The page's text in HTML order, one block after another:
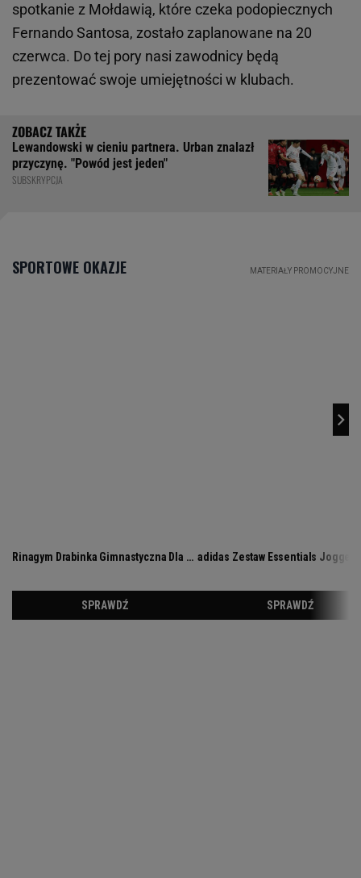
spotkanie z Mołdawią, które czeka podopiecznych
Fernando Santosa, zostało zaplanowane na 20
czerwca. Do tej pory nasi zawodnicy będą
prezentować swoje umiejętności w klubach.
Lewandowski w cieniu partnera. Urban znalazł
przyczynę. "Powód jest jeden"
SUBSKRYPCJA